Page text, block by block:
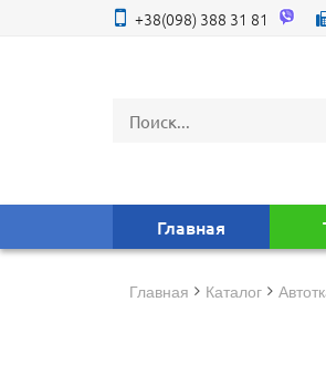
+38(098) 388 31 81
Главная
Главная Каталог